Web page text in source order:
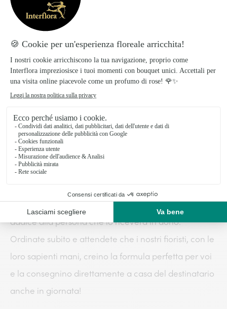
Inoltre, potrete decidere di accompagnare ai
natalizianche un regalo simbolico che ricordi il
legame con quella persona o, in alternativa, un
oggetto che possa rappresentare l’inizio del viaggio
che affronterà nel nuovo anno.
all’interno del nostro sito Interflora i fiori o le piante
per augurare Buon Capodanno ai vostri parenti,
amici o alla vostra dolce metà.
bouquet, il vaso o la composizione floreale che più si
addice alla persona che lo riceverà in dono.
Ordinate subito e attendete che i nostri fioristi, con le
loro sapienti mani, creino la formula perfetta per voi
e la consegnino direttamente a casa del destinatario
anche in giornata!